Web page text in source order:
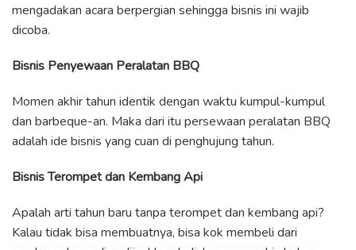
mengadakan acara berpergian sehingga bisnis ini wajib
dicoba.
Bisnis Penyewaan Peralatan BBQ
Momen akhir tahun identik dengan waktu kumpul-kumpul
dan barbeque-an. Maka dari itu persewaan peralatan BBQ
adalah ide bisnis yang cuan di penghujung tahun.
Bisnis Terompet dan Kembang Api
Apalah arti tahun baru tanpa terompet dan kembang api?
Kalau tidak bisa membuatnya, bisa kok membeli dari